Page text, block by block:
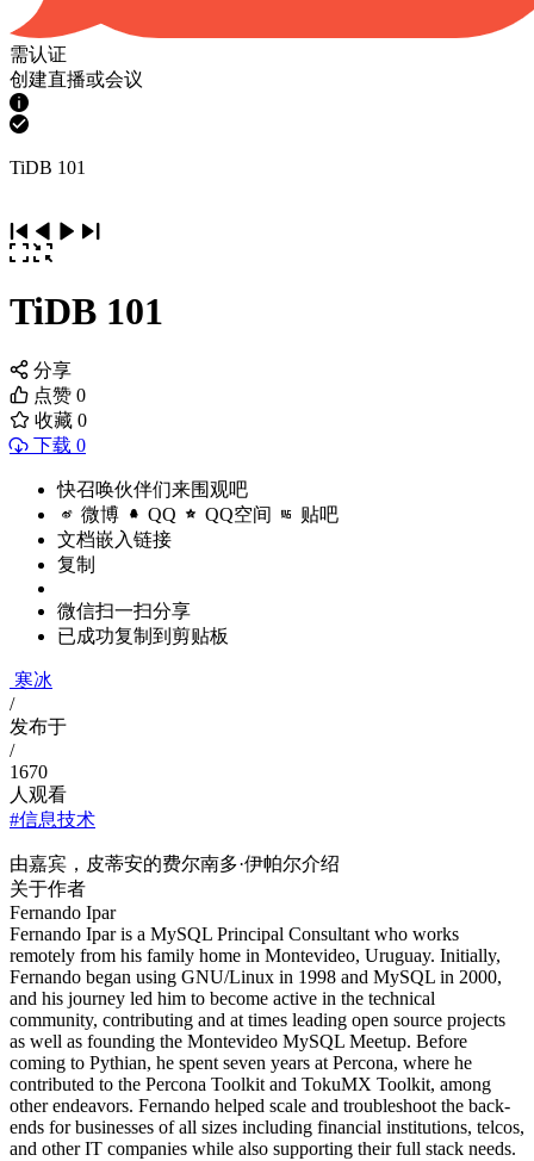
需认证
创建直播或会议
TiDB 101
TiDB 101
分享
点赞 0
收藏 0
下载 0
快召唤伙伴们来围观吧
微博 QQ QQ空间 贴吧
文档嵌入链接
复制
微信扫一扫分享
已成功复制到剪贴板
寒冰
/
发布于
/
1670
人观看
#信息技术
由嘉宾，皮蒂安的费尔南多·伊帕尔介绍
关于作者
Fernando Ipar
Fernando Ipar is a MySQL Principal Consultant who works
remotely from his family home in Montevideo, Uruguay. Initially,
Fernando began using GNU/Linux in 1998 and MySQL in 2000,
and his journey led him to become active in the technical
community, contributing and at times leading open source projects
as well as founding the Montevideo MySQL Meetup. Before
coming to Pythian, he spent seven years at Percona, where he
contributed to the Percona Toolkit and TokuMX Toolkit, among
other endeavors. Fernando helped scale and troubleshoot the back-
ends for businesses of all sizes including financial institutions, telcos,
and other IT companies while also supporting their full stack needs.